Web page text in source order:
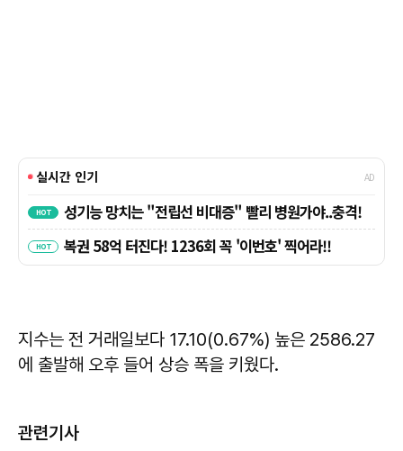
지수는 전 거래일보다 17.10(0.67%) 높은 2586.27
에 출발해 오후 들어 상승 폭을 키웠다.
관련기사